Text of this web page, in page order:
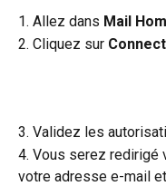
1. Allez dans Mail
2. Cliquez sur
3. Validez les
4. Vous serez redirigé
votre adresse e-mail